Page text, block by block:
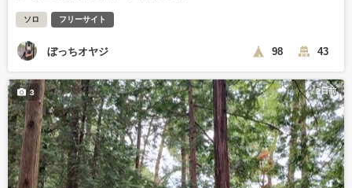
ソロ フリーサイト
ぼっちオヤジ 98 43
2日前
3